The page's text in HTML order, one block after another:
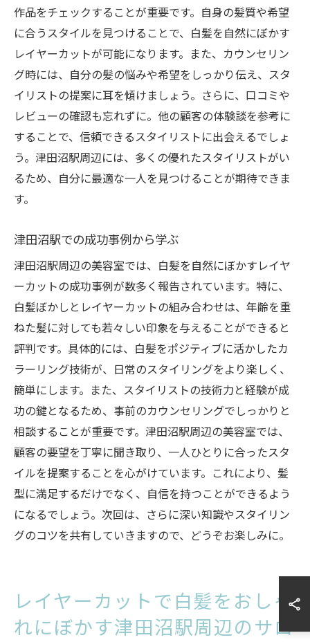
作品をチェックすることが重要です。自身の髪質や希望
に合うスタイルを見つけることで、白髪を自然にぼかす
レイヤーカットが可能になります。また、カウンセリン
グ時には、自分の髪の悩みや希望をしっかり伝え、スタ
イリストの提案に耳を傾けましょう。さらに、口コミや
レビューの確認も忘れずに。他の顧客の体験談を参考に
することで、信頼できるスタイリストに出会えるでしょ
う。津田沼駅周辺には、多くの優れたスタイリストがい
るため、自分に最適な一人を見つけることが期待できま
す。
津田沼駅での成功事例から学ぶ
津田沼駅周辺の美容室では、白髪を自然にぼかすレイヤ
ーカットの成功事例が数多く報告されています。特に、
白髪ぼかしとレイヤーカットの組み合わせは、年齢を重
ねた髪に対しても若々しい印象を与えることができると
評判です。具体的には、白髪をポジティブに活かしたカ
ラーリング技術が、日常のスタイリングをより楽しく、
簡単にします。また、スタイリストの技術力と経験が成
功の鍵となるため、事前のカウンセリングでしっかりと
相談することが重要です。津田沼駅周辺の美容室では、
顧客の要望を丁寧に聞き取り、一人ひとりに合ったスタ
イルを提案することを心がけています。これにより、髪
型に満足するだけでなく、自信を持つことができるよう
になるでしょう。次回は、さらに深い知識やスタイリン
グのコツを共有していきますので、どうぞお楽しみに。
レイヤーカットで白髪をおしゃ
れにぼかす津田沼駅周辺のサロ